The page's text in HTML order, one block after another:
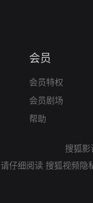
会员
会员特权
会员剧场
帮助
搜狐影
请仔细阅读 搜狐视频隐